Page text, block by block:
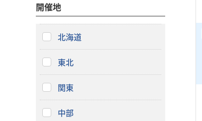
開催地
北海道
東北
関東
中部